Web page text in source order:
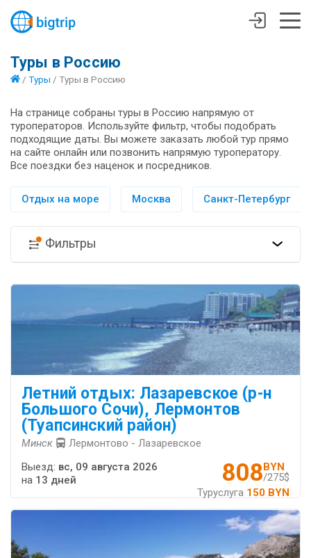
Туры в Россию
/ Туры / Туры в Россию
На странице собраны туры в Россию напрямую от
туроператоров. Используйте фильтр, чтобы подобрать
подходящие даты. Вы можете заказать любой тур прямо
на сайте онлайн или позвонить напрямую туроператору.
Все поездки без наценок и посредников.
Отдых на море Москва Санкт-Петербург
Фильтры
Летний отдых: Лазаревское (р-н
Большого Сочи), Лермонтов
(Туапсинский район)
Минск Лермонтово - Лазаревское
808 BYN
/275$
Туруслуга 150 BYN
Выезд: вс, 09 августа 2026
на 13 дней